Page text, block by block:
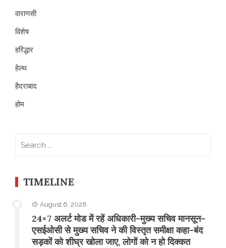
वाराणसी
विशेष
हरिद्धार
हेल्थ
हैदराबाद
होम
TIMELINE
August 6, 2026
24×7 अलर्ट मोड में रहें अधिकारी-मुख्य सचिव मानसून-
एसईओसी से मुख्य सचिव ने की विस्तृत समीक्षा कहा-बंद
सड़कों को शीघ्र खोला जाए, लोगों को न हो दिक्कत